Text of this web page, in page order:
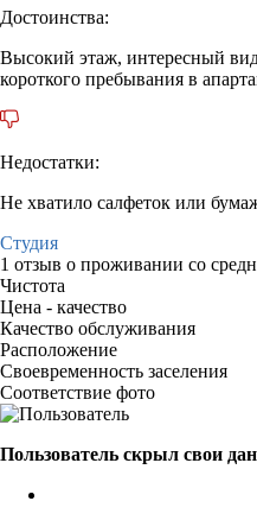
Достоинства:
Высокий этаж, интересный
короткого пребывания в
Недостатки:
Не хватило салфеток или
Студия
1 отзыв о проживании со
Чистота
Цена - качество
Качество обслуживания
Расположение
Своевременность заселения
Соответствие фото
Пользователь скрыл свои